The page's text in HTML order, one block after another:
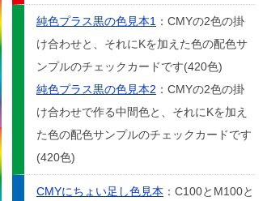
純色プラス黒の色見本1 ：CMYの2色の掛
け合わせと、それにKを加えた色の配色サ
ンプルのチェックカードです(420色)
純色プラス黒の色見本2 ：CMYの2色の掛
け合わせで作る中間色と、それにKを加え
た色の配色サンプルのチェックカードです
(420色)
CMYにちょい足し色見本 ：C100とM100と